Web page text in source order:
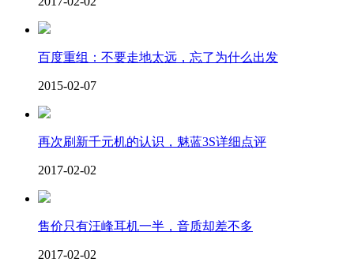
百度重组：不要走地太远，忘了为什么出发
2015-02-07
再次刷新千元机的认识，魅蓝3S详细点评
2017-02-02
售价只有汪峰耳机一半，音质却差不多
2017-02-02